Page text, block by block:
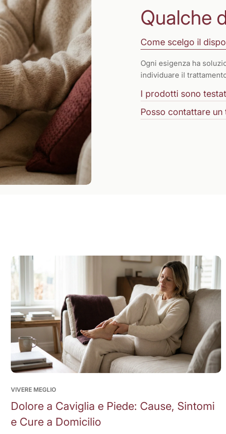
Qualche
Come scelgo il
Ogni esigenza ha
individuare il
I prodotti sono
Posso contattare
VIVERE MEGLIO
Dolore a Caviglia e Piede: Cause, Sintomi
e Cure a Domicilio